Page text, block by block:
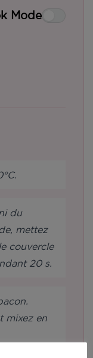
Mode
du
mettez
couvercle
20 s.
mixez en